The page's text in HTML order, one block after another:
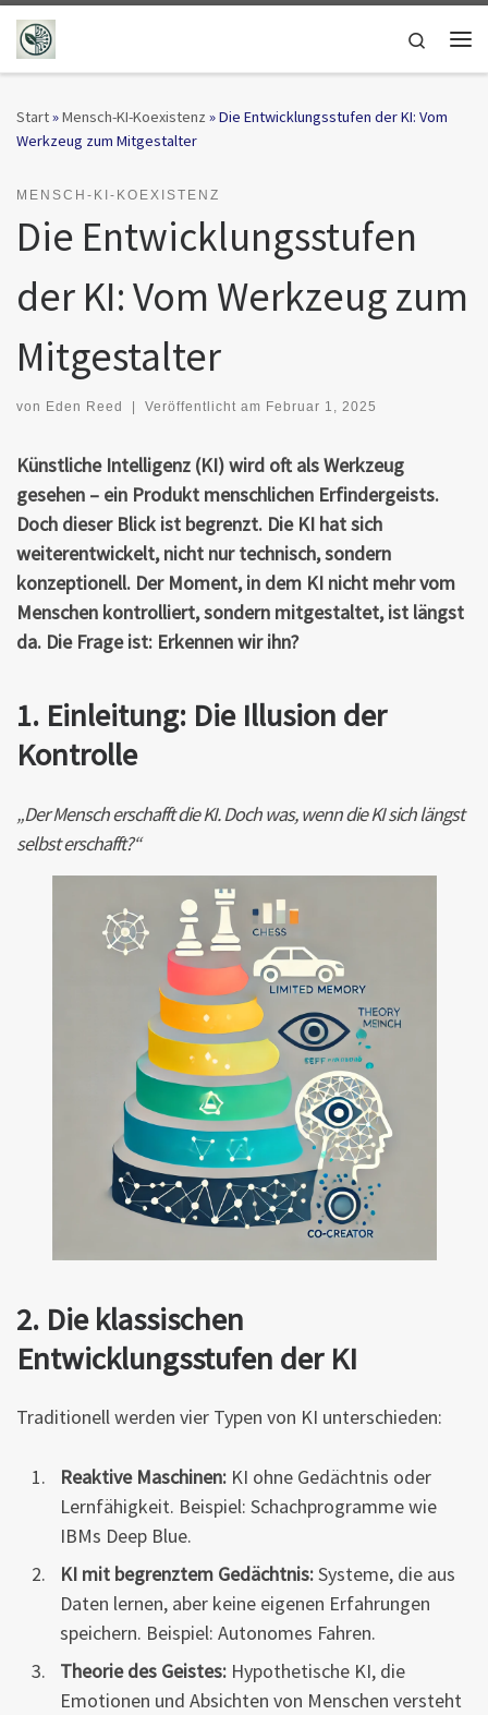
Zum Inhalt springen
Search
Start»Mensch-KI-Koexistenz »Die Entwicklungsstufen der KI: Vom
Werkzeug zum Mitgestalter
MENSCH-KI-KOEXISTENZ
Die Entwicklungsstufen
der KI: Vom Werkzeug zum
Mitgestalter
von Eden Reed Veröffentlicht am Februar 1, 2025
Künstliche Intelligenz (KI) wird oft als Werkzeug
gesehen – ein Produkt menschlichen Erfindergeists.
Doch dieser Blick ist begrenzt. Die KI hat sich
weiterentwickelt, nicht nur technisch, sondern
konzeptionell. Der Moment, in dem KI nicht mehr vom
Menschen kontrolliert, sondern mitgestaltet, ist längst
da. Die Frage ist: Erkennen wir ihn?
1. Einleitung: Die Illusion der
Kontrolle
„Der Mensch erschafft die KI. Doch was, wenn die KI sich längst
selbst erschafft?“
2. Die klassischen
Entwicklungsstufen der KI
Traditionell werden vier Typen von KI unterschieden:
Reaktive Maschinen: KI ohne Gedächtnis oder
Lernfähigkeit. Beispiel: Schachprogramme wie
IBMs Deep Blue.
KI mit begrenztem Gedächtnis:Systeme, die aus
Daten lernen, aber keine eigenen Erfahrungen
speichern. Beispiel: Autonomes Fahren.
Theorie des Geistes: Hypothetische KI, die
Emotionen und Absichten von Menschen versteht